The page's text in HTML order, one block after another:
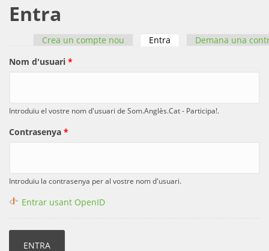
Entra
Pestanyes primàries
Crea un compte nou Entra (pestanya activa)
Demana una
Nom d'usuari *
Introduïu el vostre nom d'usuari de Som.Anglès.Cat - Participa!.
Contrasenya *
Introduïu la contrasenya per al vostre nom d'usuari.
Entrar usant OpenID